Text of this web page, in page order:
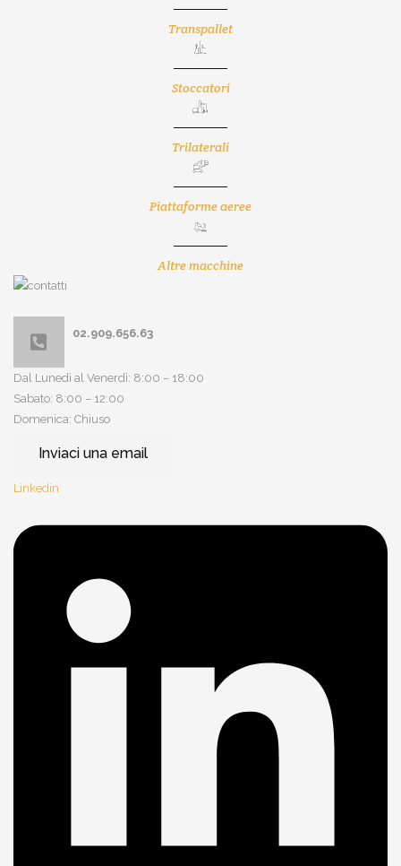
Transpallet
Stoccatori
Trilaterali
Piattaforme aeree
Altre macchine
02.909.656.63
Dal Lunedì al Venerdì: 8:00 – 18:00
Sabato: 8:00 – 12:00
Domenica: Chiuso
Inviaci una email
Linkedin